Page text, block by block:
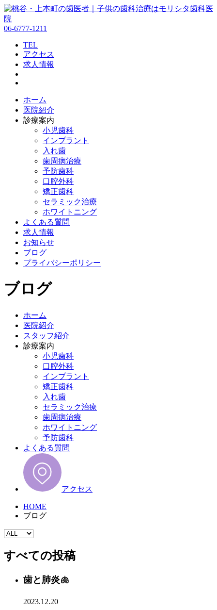
06-6777-1211
TEL
アクセス
求人情報
ホーム
医院紹介
診療案内
小児歯科
インプラント
入れ歯
歯周病治療
予防歯科
口腔外科
矯正歯科
セラミック治療
ホワイトニング
よくある質問
求人情報
お知らせ
ブログ
プライバシーポリシー
ブログ
ホーム
医院紹介
スタッフ紹介
診療案内
小児歯科
口腔外科
インプラント
矯正歯科
入れ歯
セラミック治療
歯周病治療
ホワイトニング
予防歯科
よくある質問
アクセス
HOME
ブログ
すべての投稿
歯と肺炎🫁
2023.12.20